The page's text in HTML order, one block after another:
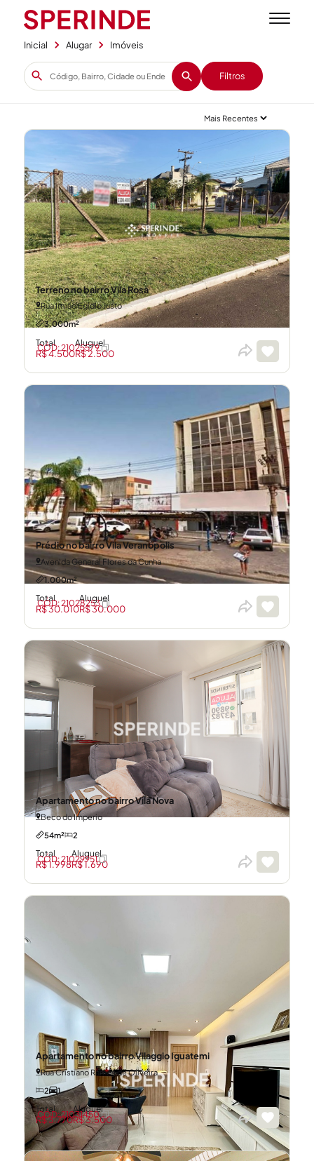
Inicial Alugar Imóveis
Filtros
Terreno no bairro Vila Rosa
Rua Irmão Egidio Justo
3.000m²
Total
R$ 4.500
Aluguel
R$ 2.500
CÓD: 21025579
Prédio no bairro Vila Veranópolis
Avenida General Flores da Cunha
1.000m²
Total
R$ 30.010
Aluguel
R$ 30.000
CÓD: 21028253
Apartamento no bairro Vila Nova
Beco do Imperio
54m²
2
Total
R$ 1.998
Aluguel
R$ 1.690
CÓD: 21029951
Apartamento no bairro Vilaggio Iguatemi
Rua Cristiano Ramos de Oliveira
2
1
Total
R$ 3.770
Aluguel
R$ 3.500
CÓD: 21031450